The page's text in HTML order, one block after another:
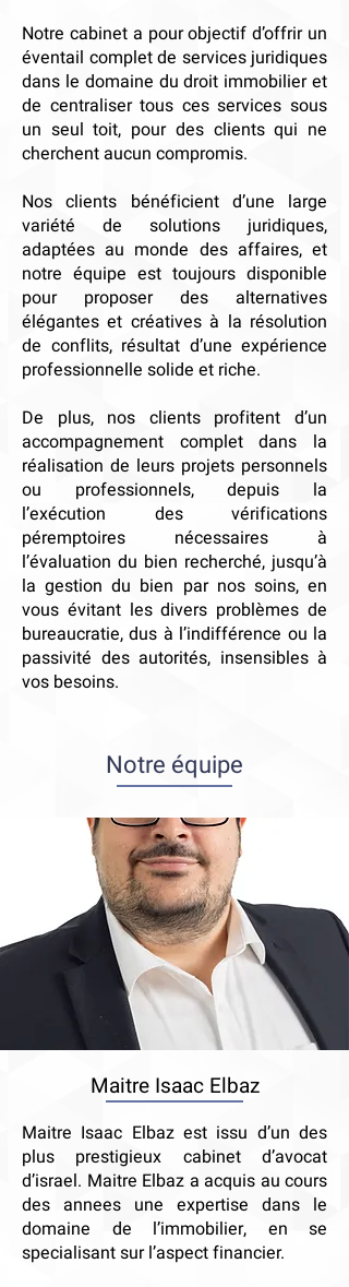
Notre cabinet a pour objectif d’offrir un
éventail complet de services juridiques
dans le domaine du droit immobilier et
de centraliser tous ces services sous
un seul toit, pour des clients qui ne
cherchent aucun compromis.
Nos clients bénéficient d’une large
variété de solutions juridiques,
adaptées au monde des affaires, et
notre équipe est toujours disponible
pour proposer des alternatives
élégantes et créatives à la résolution
de conflits, résultat d’une expérience
professionnelle solide et riche.
De plus, nos clients profitent d’un
accompagnement complet dans la
réalisation de leurs projets personnels
ou professionnels, depuis la
l’exécution des vérifications
péremptoires nécessaires à
l’évaluation du bien recherché, jusqu’à
la gestion du bien par nos soins, en
vous évitant les divers problèmes de
bureaucratie, dus à l’indifférence ou la
passivité des autorités, insensibles à
vos besoins.
Notre équipe
Maitre Isaac Elbaz
Maitre Isaac Elbaz est issu d’un des
plus prestigieux cabinet d’avocat
d’israel. Maitre Elbaz a acquis au cours
des annees une expertise dans le
domaine de l’immobilier, en se
specialisant sur l’aspect financier.